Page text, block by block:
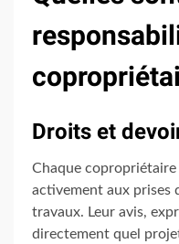
Droits et
Chaque
activement aux prises
travaux. Leur avis,
directement quel